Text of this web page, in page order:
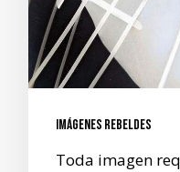
Imágenes rebeldes
Toda imagen